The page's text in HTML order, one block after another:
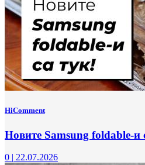
HiComment
Новите Samsung foldable-
0 | 22.07.2026